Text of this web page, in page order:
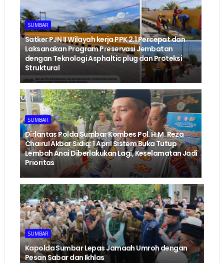
SUMBAR
‎Satker PJN II Wilayah kerja PPK 2.1 Percepat dan
Laksanakan Program Preservasi Jembatan
dengan Teknologi Asphaltic plug dan Proteksi
Struktural ‎
SUMBAR
Dirlantas Polda Sumbar Kombes Pol. H.M. Reza
Chairul Akbar Sidiq: 1 April Sistem Buka Tutup
Lembah Anai Diberlakukan Lagi, Keselamatan Jadi
Prioritas
SUMBAR
Kapolda Sumbar Lepas Jamaah Umroh dengan
Pesan Sabar dan Ikhlas